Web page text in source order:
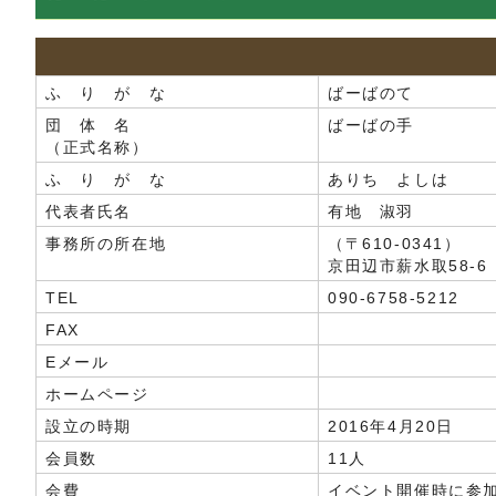
ふ り が な
ばーばのて
団 体 名
（正式名称）
ばーばの手
ふ り が な
ありち よしは
代表者氏名
有地 淑羽
事務所の所在地
（〒610-0341）
京田辺市薪水取58-6
TEL
090-6758-5212
FAX
Eメール
ホームページ
設立の時期
2016年4月20日
会員数
11人
会費
イベント開催時に参